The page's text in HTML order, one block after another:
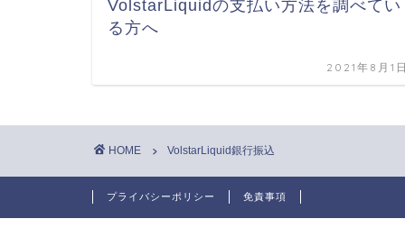
VolstarLiquidの支払い方法を調べてい
る方へ
2021年8月1
HOME VolstarLiquid銀行振込
プライバシーポリシー 免責事項